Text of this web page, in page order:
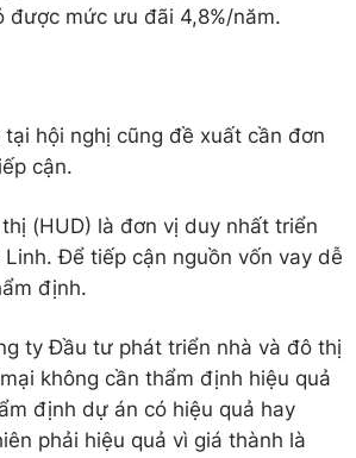
được mức ưu đãi 4,8%/năm.
hội nghị cũng đề xuất cần đơn
cận.
(HUD) là đơn vị duy nhất triển
Để tiếp cận nguồn vốn vay dễ
định.
ty Đầu tư phát triển nhà và đô thị
không cần thẩm định hiệu quả
định dự án có hiệu quả hay
phải hiệu quả vì giá thành là